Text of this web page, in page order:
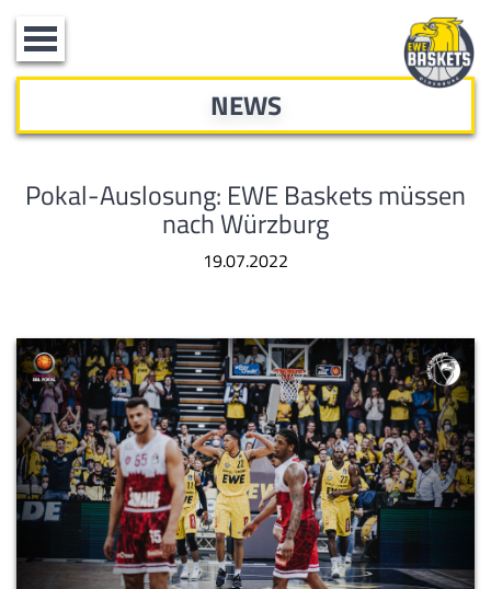
Toggle
navigation
NEWS
Pokal-Auslosung: EWE Baskets müssen
nach Würzburg
19.07.2022